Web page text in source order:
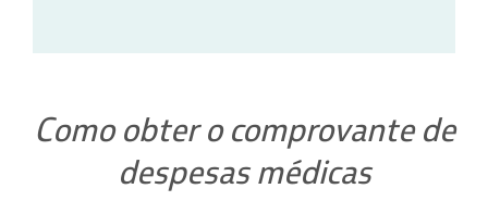
Como obter o comprovante de
despesas médicas